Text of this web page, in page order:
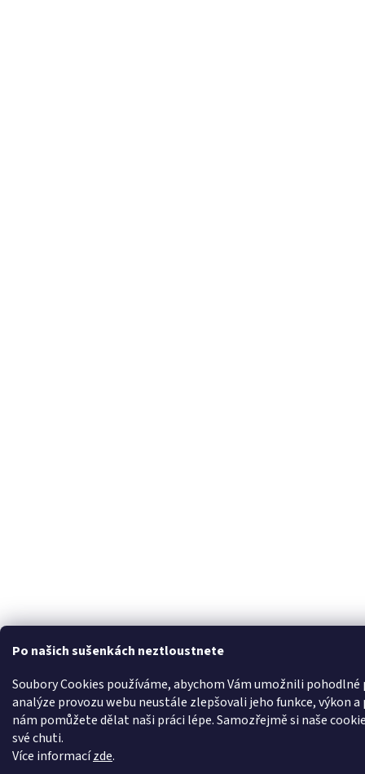
Po našich sušenkách neztloustnete
Soubory Cookies používáme, abychom Vám umožnili
analýze provozu webu neustále zlepšovali jeho funkce, výkon
nám pomůžete dělat naši práci lépe. Samozřejmě si naše
své chuti.
Více informacízde.